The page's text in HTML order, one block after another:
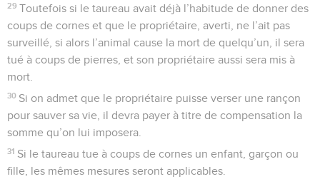
29 Toutefois si le taureau avait déjà l’habitude de donner des
coups de cornes et que le propriétaire, averti, ne l’ait pas
surveillé, si alors l’animal cause la mort de quelqu’un, il sera
tué à coups de pierres, et son propriétaire aussi sera mis à
mort.
30 Si on admet que le propriétaire puisse verser une rançon
pour sauver sa vie, il devra payer à titre de compensation la
somme qu’on lui imposera.
31 Si le taureau tue à coups de cornes un enfant, garçon ou
fille, les mêmes mesures seront applicables.